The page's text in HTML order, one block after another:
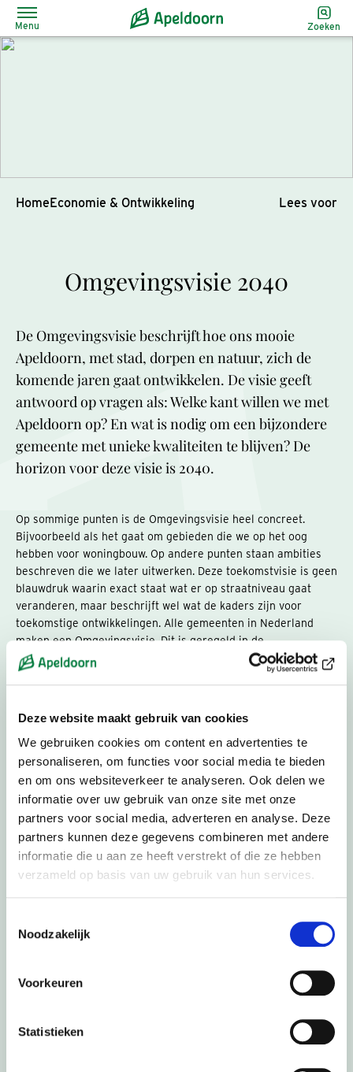
Deze website maakt gebruik van cookies
We gebruiken cookies om content en advertenties te
personaliseren, om functies voor social media te bieden
en om ons websiteverkeer te analyseren. Ook delen we
informatie over uw gebruik van onze site met onze
partners voor social media, adverteren en analyse. Deze
partners kunnen deze gegevens combineren met andere
informatie die u aan ze heeft verstrekt of die ze hebben
verzameld op basis van uw gebruik van hun services.
Noodzakelijk
Voorkeuren
Statistieken
Menu Zoeken
HomeEconomie & Ontwikkeling Lees voor
Omgevingsvisie 2040
De Omgevingsvisie beschrijft hoe ons mooie
Apeldoorn, met stad, dorpen en natuur, zich de
komende jaren gaat ontwikkelen. De visie geeft
antwoord op vragen als: Welke kant willen we met
Apeldoorn op? En wat is nodig om een bijzondere
gemeente met unieke kwaliteiten te blijven? De
horizon voor deze visie is 2040.
Op sommige punten is de Omgevingsvisie heel concreet.
Bijvoorbeeld als het gaat om gebieden die we op het oog
hebben voor woningbouw. Op andere punten staan ambities
beschreven die we later uitwerken. Deze toekomstvisie is geen
blauwdruk waarin exact staat wat er op straatniveau gaat
veranderen, maar beschrijft wel wat de kaders zijn voor
toekomstige ontwikkelingen. Alle gemeenten in Nederland
maken een Omgevingsvisie. Dit is geregeld in de
Omgevingswet.
de toekomst van Apeldoorn!
Of u nu een ondernemer, ontwikkelaar of buurtbewoner bent,
we nodigen u uit om met initiatieven te komen die bijdragen
aan de doelen beschreven in de Omgevingsvisie. Zo blijft
Apeldoorn een ondernemende stad waar mensen prettig
kunnen wonen en werken, bewegen en ontwikkelen, sporten en
genieten. Apeldoorn scoort al jaren hoog als het om
geluksgevoel gaat. Een goede reden om zuinig te zijn op onze
omgeving en samen te bouwen aan onze toekomst.
Omgevingseffectrapport (bijlage